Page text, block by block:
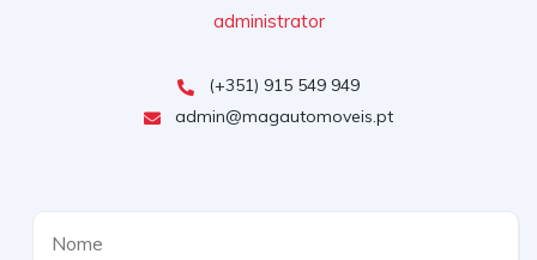
administrator
(+351) 915 549 949
admin@magautomoveis.pt